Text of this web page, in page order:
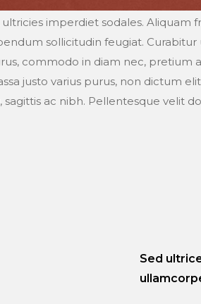
ultricies imperdiet sodales. Aliquam
sollicitudin feugiat.
commodo in diam nec, pretium
justo varius purus, non dictum
sagittis ac nibh. Pellentesque velit
Sed